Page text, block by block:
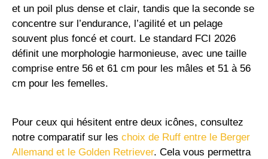
et un poil plus dense et clair, tandis que la seconde se
concentre sur l’endurance, l’agilité et un pelage
souvent plus foncé et court. Le standard FCI 2026
définit une morphologie harmonieuse, avec une taille
comprise entre 56 et 61 cm pour les mâles et 51 à 56
cm pour les femelles.
Pour ceux qui hésitent entre deux icônes, consultez
notre comparatif sur les choix de Ruff entre le Berger
Allemand et le Golden Retriever. Cela vous permettra